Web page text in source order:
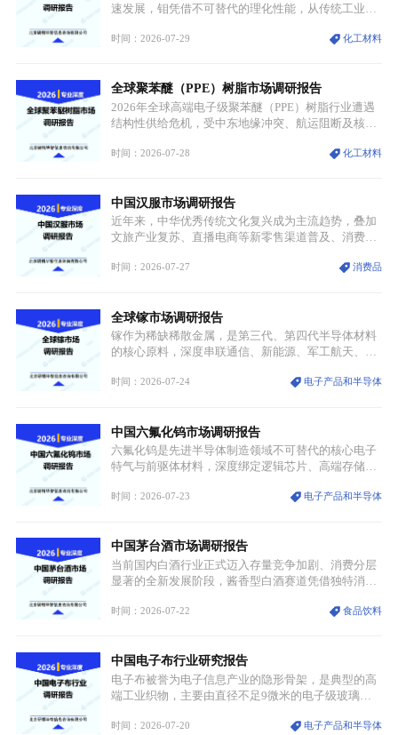
速发展，钼凭借不可替代的理化性能，从传统工业金
需格局重构、价值体系重估的新阶段。钼是典型难熔
贯穿传统工业、高端制造、军工、新能源等多个核心
产业，成为现代工业体系中不可或缺的基础材料。
时间：2026-07-29 化工材料
全球聚苯醚（PPE）树脂市场调研报告
2026年全球高端电子级聚苯醚（PPE）树脂行业遭遇
结构性供给危机，受中东地缘冲突、航运阻断及核心
停产，行业长期维持寡头垄断的供应链格局彻底瓦
价无市”的供给真空，并沿高频覆铜板、PCB电路板向
AI服务器、5G基站等高端电子终端持续传导，全产业
链生产、成本、交付均承受巨大压力。
时间：2026-07-28 化工材料
中国汉服市场调研报告
近年来，中华优秀传统文化复兴成为主流趋势，叠加
文旅产业复苏、直播电商等新零售渠道普及、消费群
服不再局限于传统节日、古风活动等小众场景，逐步
重要载体。同时，行业标准落地、生产技术升级、原
创设计能力提升，进一步夯实产业发展根基，吸引传
统服饰品牌、文旅企业等跨界入局，市场活力持续释
时间：2026-07-27 消费品
全球镓市场调研报告
镓作为稀缺稀散金属，是第三代、第四代半导体材料
的核心原料，深度串联通信、新能源、军工航天、光
与大国科技博弈的关键战略资源。镓并非传统大宗金
领域渗透”的战略体系，成为全球科技产业运转的刚
需资源。
时间：2026-07-24 电子产品和半导体
中国六氟化钨市场调研报告
六氟化钨是先进半导体制造领域不可替代的核心电子
特气与前驱体材料，深度绑定逻辑芯片、高端存储芯
沉积（CVD）、原子层沉积（ALD）工艺专用前驱体
密制造流程。
时间：2026-07-23 电子产品和半导体
中国茅台酒市场调研报告
当前国内白酒行业正式迈入存量竞争加剧、消费分层
显著的全新发展阶段，酱香型白酒赛道凭借独特消费
道。贵州茅台凭借独一无二的核心产区壁垒、刚性产
业。
时间：2026-07-22 食品饮料
中国电子布行业研究报告
电子布被誉为电子信息产业的隐形骨架，是典型的高
端工业织物，主要由直径不足9微米的电子级玻璃纤
生产制造过程中不可或缺的核心基材。电子布具备高
时间：2026-07-20 电子产品和半导体